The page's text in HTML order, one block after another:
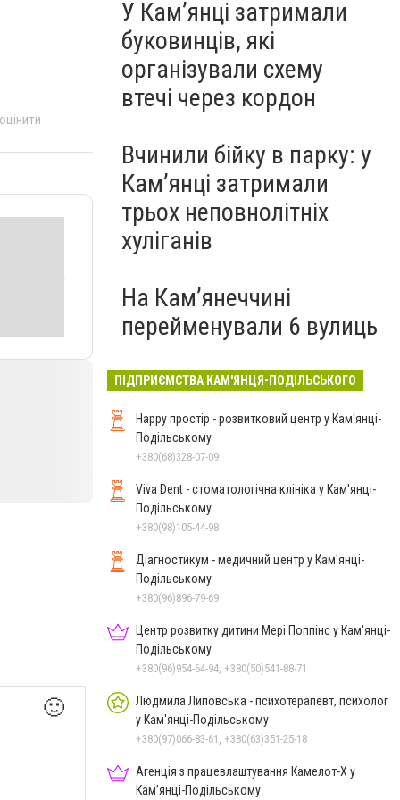
🙂
У Кам’янці затримали
буковинців, які
організували схему
втечі через кордон
Вчинили бійку в парку: у
Кам’янці затримали
трьох неповнолітніх
хуліганів
На Камʼянеччині
перейменували 6 вулиць
ПІДПРИЄМСТВА КАМ'ЯНЦЯ-ПОДІЛЬСЬКОГО
Happy простір - розвитковий центр у Кам'янці-
Подільському
+380(68)328-07-09
Viva Dent - стоматологічна клініка у Кам'янці-
Подільському
+380(98)105-44-98
Діагностикум - медичний центр у Кам'янці-
Подільському
+380(96)896-79-69
Центр розвитку дитини Мері Поппінс у Кам'янці-
Подільському
+380(96)954-64-94, +380(50)541-88-71
Людмила Липовська - психотерапевт, психолог
у Кам'янці-Подільському
+380(97)066-83-61, +380(63)351-25-18
Агенція з працевлаштування Камелот-Х у
Кам’янці-Подільському